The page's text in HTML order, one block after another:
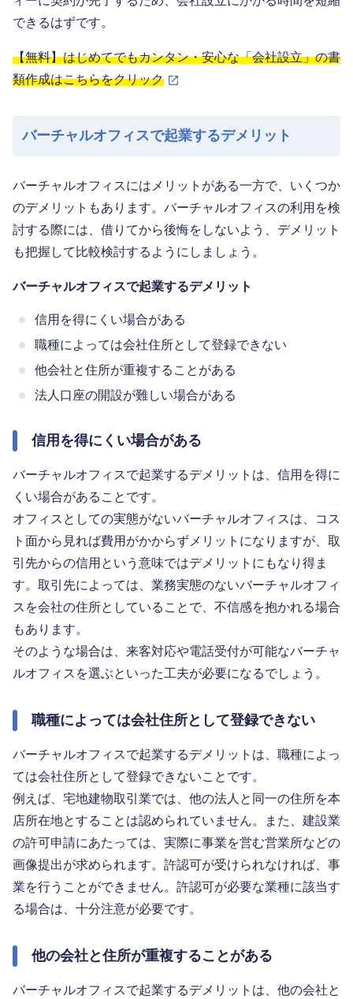
できるはずです。
【無料】はじめてでもカンタン・安心な「会社設立」の書
類作成はこちらをクリック
バーチャルオフィスで起業するデメリット
バーチャルオフィスにはメリットがある一方で、いくつか
のデメリットもあります。バーチャルオフィスの利用を検
討する際には、借りてから後悔をしないよう、デメリット
も把握して比較検討するようにしましょう。
バーチャルオフィスで起業するデメリット
信用を得にくい場合がある
職種によっては会社住所として登録できない
他会社と住所が重複することがある
法人口座の開設が難しい場合がある
信用を得にくい場合がある
バーチャルオフィスで起業するデメリットは、信用を得に
くい場合があることです。
オフィスとしての実態がないバーチャルオフィスは、コス
ト面から見れば費用がかからずメリットになりますが、取
引先からの信用という意味ではデメリットにもなり得ま
す。取引先によっては、業務実態のないバーチャルオフィ
スを会社の住所としていることで、不信感を抱かれる場合
もあります。
そのような場合は、来客対応や電話受付が可能なバーチャ
ルオフィスを選ぶといった工夫が必要になるでしょう。
職種によっては会社住所として登録できない
バーチャルオフィスで起業するデメリットは、職種によっ
ては会社住所として登録できないことです。
例えば、宅地建物取引業では、他の法人と同一の住所を本
店所在地とすることは認められていません。また、建設業
の許可申請にあたっては、実際に事業を営む営業所などの
画像提出が求められます。許認可が受けられなければ、事
業を行うことができません。許認可が必要な業種に該当す
る場合は、十分注意が必要です。
他の会社と住所が重複することがある
バーチャルオフィスで起業するデメリットは、他の会社と